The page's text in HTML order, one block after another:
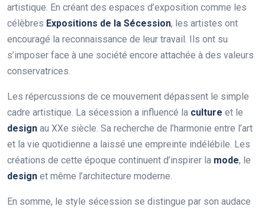
artistique. En créant des espaces d’exposition comme les
célèbres Expositions de la Sécession, les artistes ont
encouragé la reconnaissance de leur travail. Ils ont su
s’imposer face à une société encore attachée à des valeurs
conservatrices.
Les répercussions de ce mouvement dépassent le simple
cadre artistique. La sécession a influencé la culture et le
design au XXe siècle. Sa recherche de l’harmonie entre l’art
et la vie quotidienne a laissé une empreinte indélébile. Les
créations de cette époque continuent d’inspirer la mode, le
design et même l’architecture moderne.
En somme, le style sécession se distingue par son audace